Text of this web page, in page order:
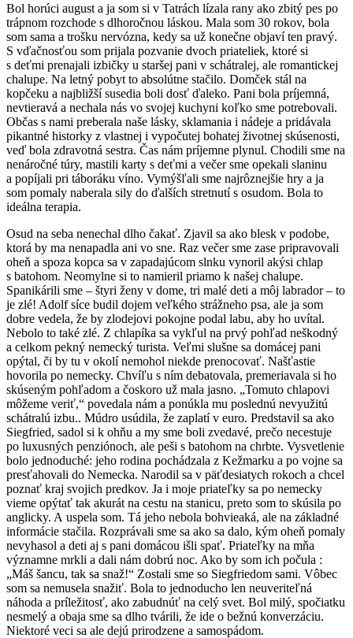
Bol horúci august a ja som si v Tatrách lízala rany ako zbitý pes po
trápnom rozchode s dlhoročnou láskou. Mala som 30 rokov, bola
som sama a trošku nervózna, kedy sa už konečne objaví ten pravý.
S vďačnosťou som prijala pozvanie dvoch priateliek, ktoré si
s deťmi prenajali izbičky u staršej pani v schátralej, ale romantickej
chalupe. Na letný pobyt to absolútne stačilo. Domček stál na
kopčeku a najbližší susedia boli dosť ďaleko. Pani bola príjemná,
nevtieravá a nechala nás vo svojej kuchyni koľko sme potrebovali.
Občas s nami preberala naše lásky, sklamania i nádeje a pridávala
pikantné historky z vlastnej i vypočutej bohatej životnej skúsenosti,
veď bola zdravotná sestra. Čas nám príjemne plynul. Chodili sme na
nenáročné túry, mastili karty s deťmi a večer sme opekali slaninu
a popíjali pri táboráku víno. Vymýšľali sme najrôznejšie hry a ja
som pomaly naberala sily do ďalších stretnutí s osudom. Bola to
ideálna terapia.
Osud na seba nenechal dlho čakať. Zjavil sa ako blesk v podobe,
ktorá by ma nenapadla ani vo sne. Raz večer sme zase pripravovali
oheň a spoza kopca sa v zapadajúcom slnku vynoril akýsi chlap
s batohom. Neomylne si to namieril priamo k našej chalupe.
Spanikárili sme – štyri ženy v dome, tri malé deti a môj labrador – to
je zlé! Adolf síce budil dojem veľkého strážneho psa, ale ja som
dobre vedela, že by zlodejovi pokojne podal labu, aby ho uvítal.
Nebolo to také zlé. Z chlapíka sa vykľul na prvý pohľad neškodný
a celkom pekný nemecký turista. Veľmi slušne sa domácej pani
opýtal, či by tu v okolí nemohol niekde prenocovať. Našťastie
hovorila po nemecky. Chvíľu s ním debatovala, premeriavala si ho
skúseným pohľadom a čoskoro už mala jasno. „Tomuto chlapovi
môžeme veriť,“ povedala nám a ponúkla mu poslednú nevyužitú
schátralú izbu.. Múdro usúdila, že zaplatí v euro. Predstavil sa ako
Siegfried, sadol si k ohňu a my sme boli zvedavé, prečo necestuje
po luxusných penziónoch, ale peši s batohom na chrbte. Vysvetlenie
bolo jednoduché: jeho rodina pochádzala z Kežmarku a po vojne sa
presťahovali do Nemecka. Narodil sa v päťdesiatych rokoch a chcel
poznať kraj svojich predkov. Ja i moje priateľky sa po nemecky
vieme opýtať tak akurát na cestu na stanicu, preto som to skúsila po
anglicky. A uspela som. Tá jeho nebola bohvieaká, ale na základné
informácie stačila. Rozprávali sme sa ako sa dalo, kým oheň pomaly
nevyhasol a deti aj s pani domácou išli spať. Priateľky na mňa
významne mrkli a dali nám dobrú noc. Ako by som ich počula :
„Máš šancu, tak sa snaž!“ Zostali sme so Siegfriedom sami. Vôbec
som sa nemusela snažiť. Bola to jednoducho len neuveriteľná
náhoda a príležitosť, ako zabudnúť na celý svet. Bol milý, spočiatku
nesmelý a obaja sme sa dlho tvárili, že ide o bežnú konverzáciu.
Niektoré veci sa ale dejú prirodzene a samospádom.